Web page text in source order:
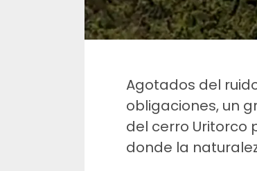
Agotados del
obligaciones, un
del cerro Uritorco
donde la